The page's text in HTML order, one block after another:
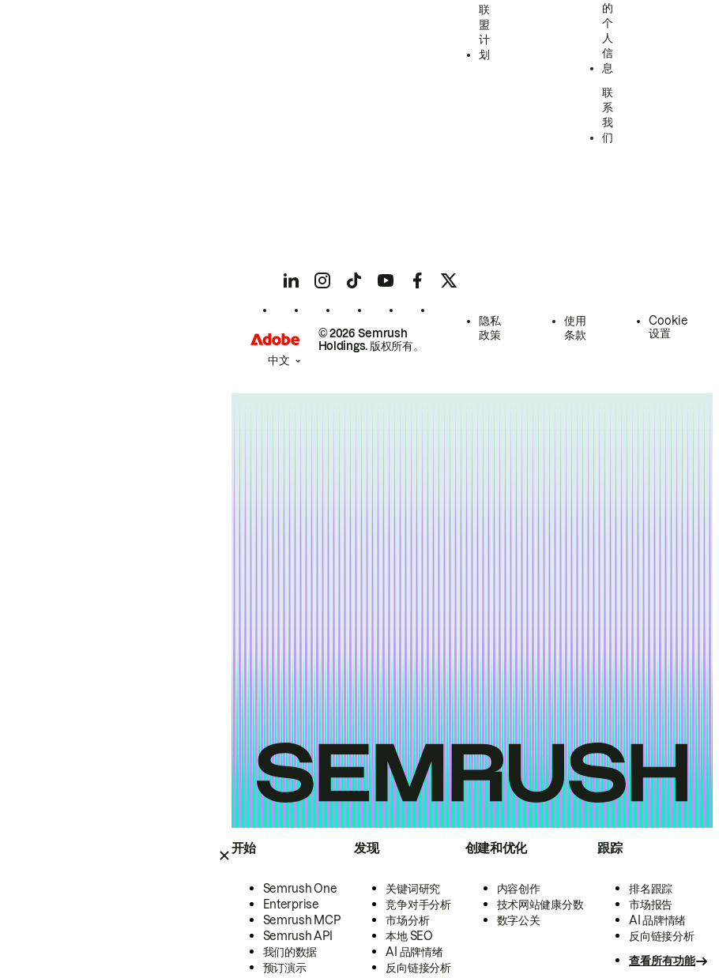
开始
Semrush One
Enterprise
Semrush MCP
Semrush API
我们的数据
预订演示
发现
关键词研究
竞争对手分析
市场分析
本地 SEO
AI 品牌情绪
反向链接分析
创建和优化
内容创作
技术网站健康分数
数字公关
跟踪
排名跟踪
市场报告
AI 品牌情绪
反向链接分析
查看所有功能
联
盟
计
划
的
个
人
信
息
联
系
我
们
© 2026 Semrush
Holdings. 版权所有。
隐私
政策
使用
条款
Cookie
设置
中文